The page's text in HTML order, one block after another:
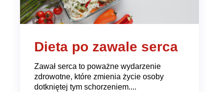
Dieta po zawale serca
Zawał serca to poważne wydarzenie
zdrowotne, które zmienia życie osoby
dotkniętej tym schorzeniem....